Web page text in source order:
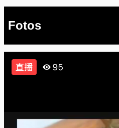
Fotos